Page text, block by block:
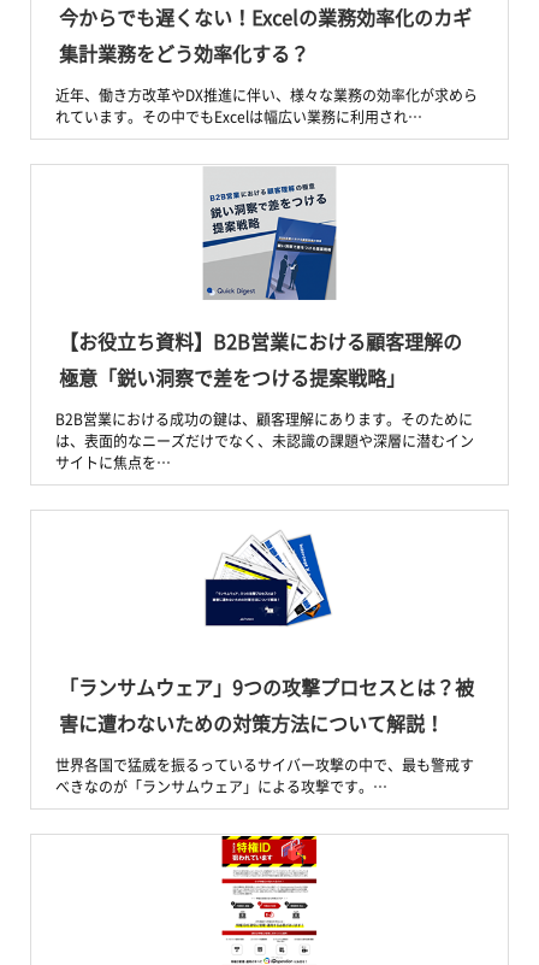
今からでも遅くない！Excelの業務効率化のカギ
集計業務をどう効率化する？
近年、働き方改革やDX推進に伴い、様々な業務の効率化が求めら
れています。その中でもExcelは幅広い業務に利用され…
【お役立ち資料】B2B営業における顧客理解の
極意「鋭い洞察で差をつける提案戦略」
B2B営業における成功の鍵は、顧客理解にあります。そのために
は、表面的なニーズだけでなく、未認識の課題や深層に潜むイン
サイトに焦点を…
「ランサムウェア」9つの攻撃プロセスとは？被
害に遭わないための対策方法について解説！
世界各国で猛威を振るっているサイバー攻撃の中で、最も警戒す
べきなのが「ランサムウェア」による攻撃です。…